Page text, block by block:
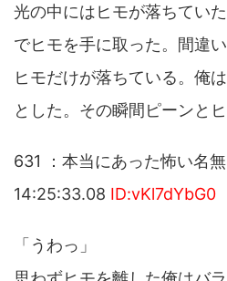
光の中にはヒモが落ちてい
でヒモを手に取った。間違
ヒモだけが落ちている。俺
とした。その瞬間ピーンとヒ
631 ：本当にあった怖い名
14:25:33.08 ID:vKl7dYbG0
「うわっ」